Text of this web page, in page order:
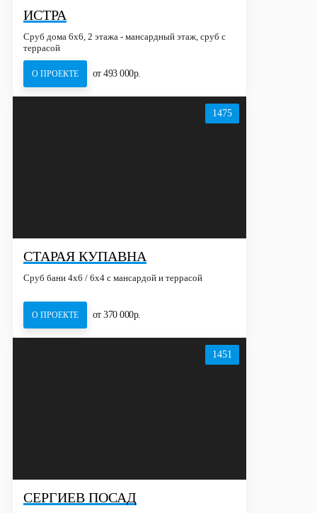
ИСТРА
Сруб дома 6х6, 2 этажа - мансардный этаж, сруб с
террасой
О ПРОЕКТЕ от 493 000р.
1475
СТАРАЯ КУПАВНА
Сруб бани 4х6 / 6x4 с мансардой и террасой
О ПРОЕКТЕ от 370 000р.
1451
СЕРГИЕВ ПОСАД